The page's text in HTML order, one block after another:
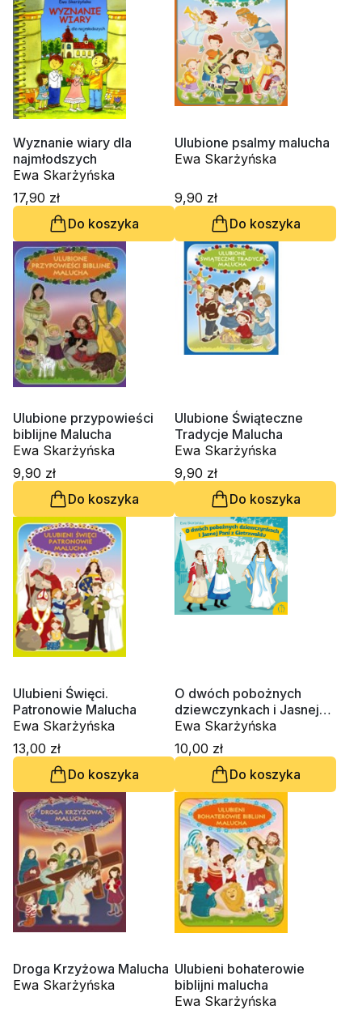
Wyznanie wiary dla
najmłodszych
Ewa Skarżyńska
17,90 zł
Do koszyka
Ulubione psalmy malucha
Ewa Skarżyńska
9,90 zł
Do koszyka
Ulubione przypowieści
biblijne Malucha
Ewa Skarżyńska
9,90 zł
Do koszyka
Ulubione Świąteczne
Tradycje Malucha
Ewa Skarżyńska
9,90 zł
Do koszyka
Ulubieni Święci.
Patronowie Malucha
Ewa Skarżyńska
13,00 zł
Do koszyka
O dwóch pobożnych
dziewczynkach i Jasnej
Pani z Gietrzwałdu
Ewa Skarżyńska
10,00 zł
Do koszyka
Droga Krzyżowa Malucha
Ewa Skarżyńska
Ulubieni bohaterowie
biblijni malucha
Ewa Skarżyńska